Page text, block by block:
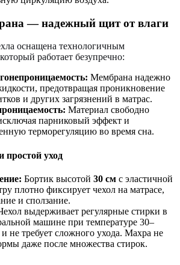
— надежный щит от влаги
оснащена технологичным
работает безупречно:
Мембрана надежно
предотвращая проникновение
и других загрязнений в матрас.
Материал свободно
парниковый эффект и
терморегуляцию во время сна.
простой уход
Бортик высотой 30 см с эластичной
плотно фиксирует чехол на матрасе,
и сползание.
выдерживает регулярные стирки в
машине при температуре 30–
не требует сложного ухода. Махра не
даже после множества стирок.